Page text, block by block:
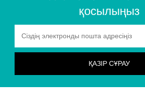
қосылыңыз